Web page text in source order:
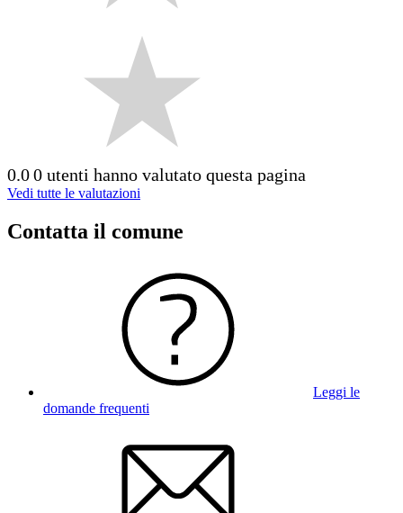
0.00 utenti hanno valutato questa pagina
Vedi tutte le valutazioni
Contatta il comune
Leggi le
domande frequenti